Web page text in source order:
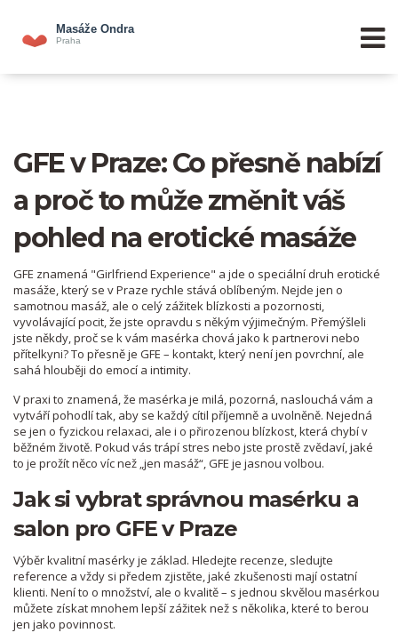
GFE v Praze: Co přesně nabízí
a proč to může změnit váš
pohled na erotické masáže
GFE znamená "Girlfriend Experience" a jde o speciální druh erotické
masáže, který se v Praze rychle stává oblíbeným. Nejde jen o
samotnou masáž, ale o celý zážitek blízkosti a pozornosti,
vyvolávající pocit, že jste opravdu s někým výjimečným. Přemýšleli
jste někdy, proč se k vám masérka chová jako k partnerovi nebo
přítelkyni? To přesně je GFE – kontakt, který není jen povrchní, ale
sahá hlouběji do emocí a intimity.
V praxi to znamená, že masérka je milá, pozorná, naslouchá vám a
vytváří pohodlí tak, aby se každý cítil příjemně a uvolněně. Nejedná
se jen o fyzickou relaxaci, ale i o přirozenou blízkost, která chybí v
běžném životě. Pokud vás trápí stres nebo jste prostě zvědaví, jaké
to je prožít něco víc než „jen masáž“, GFE je jasnou volbou.
Jak si vybrat správnou masérku a
salon pro GFE v Praze
Výběr kvalitní masérky je základ. Hledejte recenze, sledujte
reference a vždy si předem zjistěte, jaké zkušenosti mají ostatní
klienti. Není to o množství, ale o kvalitě – s jednou skvělou masérkou
můžete získat mnohem lepší zážitek než s několika, které to berou
jen jako povinnost.